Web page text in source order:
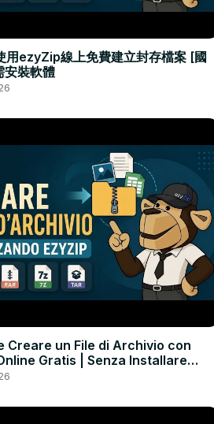
用ezyZip線上免費建立封存檔案 [國
裝軟體
Creare un File di Archivio con
Gratis | Senza Installare